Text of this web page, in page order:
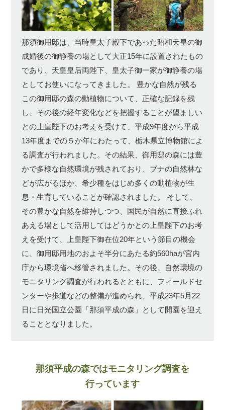
那須御用邸は、当時皇太子殿下であった昭和天皇の御
成婚後の御静養の場として大正15年に設置されたもの
であり、天皇皇后両陛下、皇太子御一家が御静養の場
としてお使いになってきました。 豊かな自然が残る
この御用邸の森の動植物について、正確な記録を残
し、その後の経年変化などを把握することが望ましい
との上皇陛下のお考えを受けて、平成9年度から平成
13年度までの５か年にわたって、栃木県立博物館によ
る調査が行われました。その結果、御用邸の森には豊
かで多様な自然環境が残されており、ブナの自然林な
どが広がるほか、希少種をはじめ多くの動植物が生
息・生育していることが確認されました。
そして、
その豊かな自然を維持しつつ、国民が自然に直接ふれ
あえる場として活用してはどうかとの上皇陛下のお考
えを受けて、上皇陛下御在位20年という節目の機会
に、御用邸用地のおよそ半分にあたる約560haが宮内
庁から環境省へ移管されました。その後、自然環境の
モニタリング調査が行われるとともに、フィールドセ
ンターや歩道などの整備が進められ、平成23年5月22
日に日光国立公園「那須平成の森」として開園を迎え
ることとなりました。
那須平成の森ではモニタリング調査を
行っています